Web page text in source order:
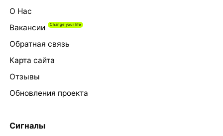
О Нас
Вакансии
Обратная связь
Карта сайта
Отзывы
Обновления проекта
Сигналы